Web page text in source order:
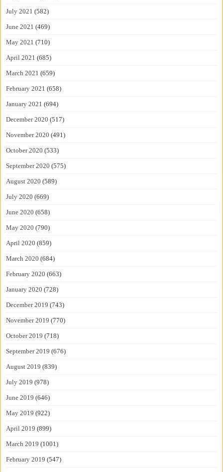
July 2021 (582)
June 2021 (469)
May 2021 (710)
April 2021 (685)
March 2021 (659)
February 2021 (658)
January 2021 (694)
December 2020 (517)
November 2020 (491)
October 2020 (533)
September 2020 (575)
August 2020 (589)
July 2020 (669)
June 2020 (658)
May 2020 (790)
April 2020 (859)
March 2020 (684)
February 2020 (663)
January 2020 (728)
December 2019 (743)
November 2019 (770)
October 2019 (718)
September 2019 (676)
August 2019 (839)
July 2019 (978)
June 2019 (646)
May 2019 (922)
April 2019 (899)
March 2019 (1001)
February 2019 (547)